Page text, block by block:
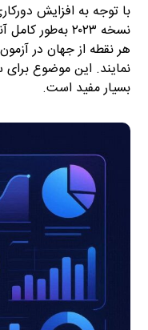
با توجه به افزایش
نسخه ۲۰۲۳
هر نقطه از جهان در
نمایند. این موضوع برای
بسیار مفید است.